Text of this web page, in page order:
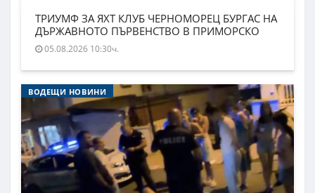
ТРИУМФ ЗА ЯХТ КЛУБ ЧЕРНОМОРЕЦ БУРГАС НА
ДЪРЖАВНОТО ПЪРВЕНСТВО В ПРИМОРСКО
05.08.2026 10:30ч.
ВОДЕЩИ НОВИНИ